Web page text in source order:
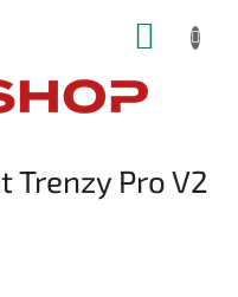
Trenzy Pro V2